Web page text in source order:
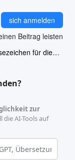
sich anmelden
Beitrag leisten
Ctrl + D Lesezeichen für diese Seite
zur
die AI-Tools auf